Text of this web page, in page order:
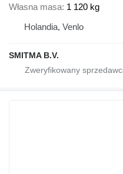
Własna masa 1 120 kg
Holandia, Venlo
SMITMA B.V.